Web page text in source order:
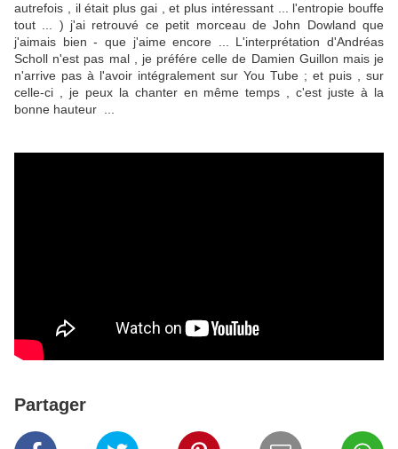
autrefois , il était plus gai , et plus intéressant ... l'entropie bouffe
tout ... ) j'ai retrouvé ce petit morceau de John Dowland que
j'aimais bien - que j'aime encore ... L'interprétation d'Andréas
Scholl n'est pas mal , je préfére celle de Damien Guillon mais je
n'arrive pas à l'avoir intégralement sur You Tube ; et puis , sur
celle-ci , je peux la chanter en même temps , c'est juste à la
bonne hauteur ...
Partager